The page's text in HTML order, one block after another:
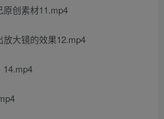
原创素材11.mp4
大镜的效果12.mp4
14.mp4